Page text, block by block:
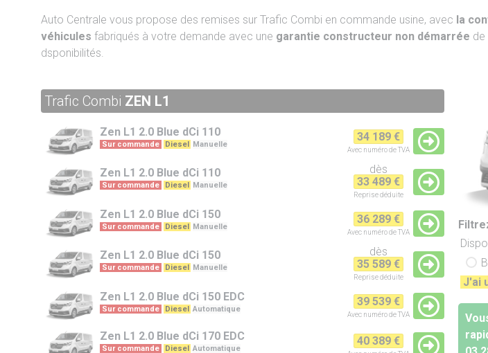
Auto Centrale vous propose des remises sur Trafic Combi en commande usine, avec la
véhicules fabriqués à votre demande avec une garantie constructeur non démarrée de
dsponibilités.
J'ai
Trafic Combi ZEN L1
Zen L1 2.0 Blue dCi 110
Sur commande Diesel Manuelle
34 189 €
Avec numéro de TVA
Zen L1 2.0 Blue dCi 110
Sur commande Diesel Manuelle
dès
33 489 €
Reprisedéduite
Zen L1 2.0 Blue dCi 150
Sur commande Diesel Manuelle
36 289 €
Avec numéro de TVA
Zen L1 2.0 Blue dCi 150
Sur commande Diesel Manuelle
dès
35 589 €
Reprisedéduite
Zen L1 2.0 Blue dCi 150 EDC
Sur commande Diesel Automatique
39 539 €
Avec numéro de TVA
Zen L1 2.0 Blue dCi 170 EDC
Sur commande Diesel Automatique
40 389 €